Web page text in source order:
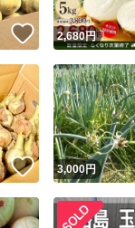
いいね！
2,680円
いいね！
3,000円